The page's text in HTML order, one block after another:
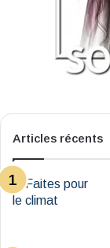
Articles récents